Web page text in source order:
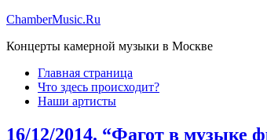
ChamberMusic.Ru
Концерты камерной музыки в Москве
Главная страница
Что здесь происходит?
Наши артисты
16/12/2014. “Фагот в музыке